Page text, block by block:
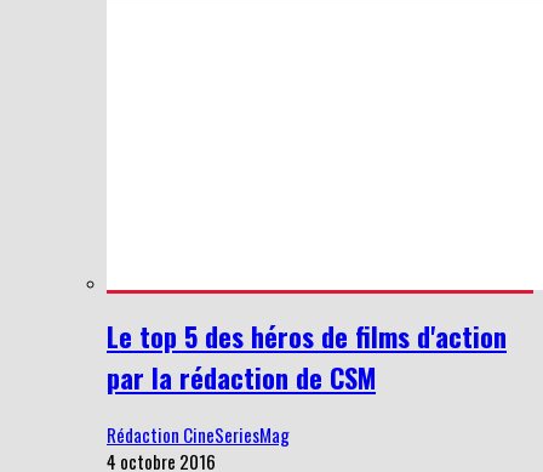
Le top 5 des héros de films d'action
par la rédaction de CSM
Rédaction CineSeriesMag
4 octobre 2016